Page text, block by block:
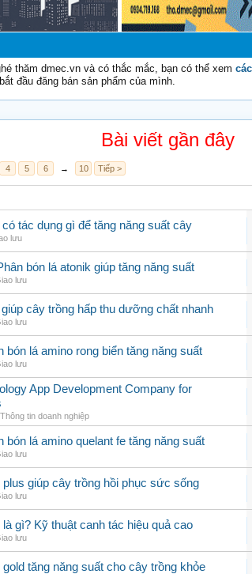
thăm dmec.vn và có thắc mắc, bạn có thể xem
đầu đăng bán sản phẩm của mình.
Bài viết gần đây
4 5 6 → 10 Tiếp >
có tác dụng gì để tăng năng suất cây
lưu
bón lá atonik giúp tăng năng suất
lưu
cây trồng hấp thu dưỡng chất nhanh
lưu
bón lá amino rong biển tăng năng suất
lưu
App Development Company for
Thông tin doanh nghiệp
bón lá amino quelant fe tăng năng suất
lưu
plus giúp cây trồng hồi phục sức sống
lưu
là gì? Kỹ thuật canh tác hiệu quả cao
lưu
gold tăng năng suất cho cây trồng khỏe